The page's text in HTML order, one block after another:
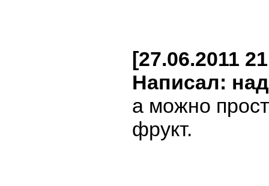
[27.06.2011
Написал:
а можно
фрукт.